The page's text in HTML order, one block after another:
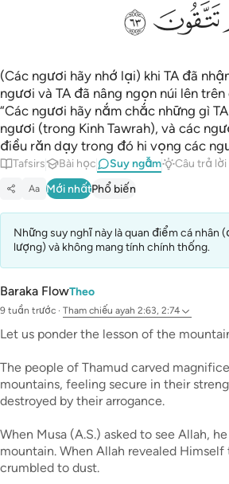
ﱨﱩ
(Các ngươi hãy nhớ lại) khi TA đã
ngươi và TA đã nâng ngọn núi lên
“Các ngươi hãy nắm chắc những gì
ngươi (trong Kinh Tawrah), và các
điều răn dạy trong đó hi vọng các
Tafsirs Bài học Suy ngẫm Câu trả lời
Aa Mới nhấtPhổ biến
Những suy nghĩ này là quan điểm cá
lượng) và không mang tính chính thống.
Baraka FlowTheo
9 tuần trước · Tham chiếu ayah 2:63, 2:74
Let us ponder the lesson of the
The people of Thamud carved
mountains, feeling secure in their
destroyed by their arrogance.
When Musa (A.S.) asked to see Allah,
mountain. When Allah revealed
crumbled to dust.